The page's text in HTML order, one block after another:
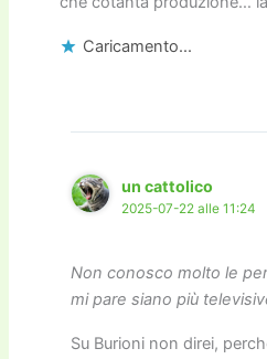
Caricamento...
un cattolico
2025-07-22 alle 11:24
Non conosco molto le
mi pare siano più
Su Burioni non direi,